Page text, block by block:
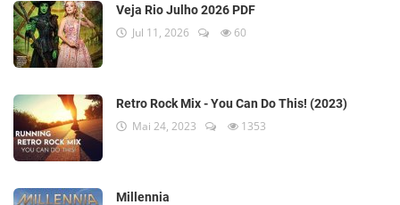
Veja Rio Julho 2026 PDF
Jul 11, 2026 60
Retro Rock Mix - You Can Do This! (2023)
Mai 24, 2023 1353
Millennia